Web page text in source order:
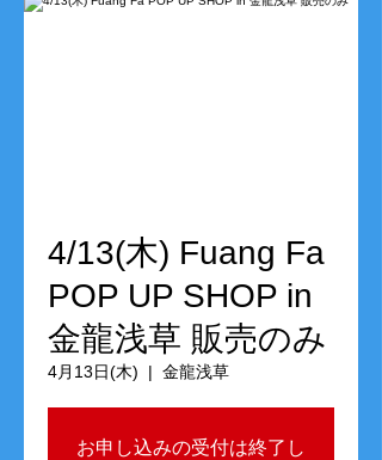
4/13(木) Fuang Fa
POP UP SHOP in
金龍浅草 販売のみ
4月13日(木)
  |
金龍浅草
お申し込みの受付は終了し